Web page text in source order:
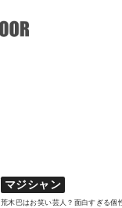
マジシャン
荒木巴はお笑い芸人？面白すぎる個